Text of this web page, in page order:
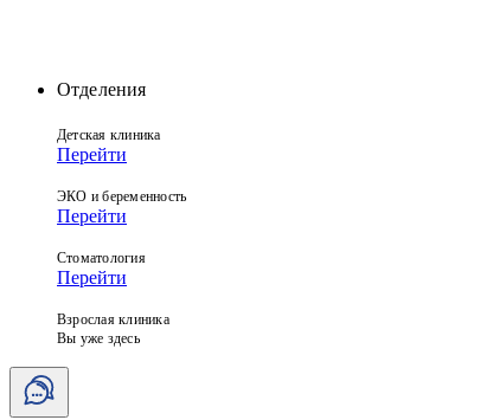
Отделения
Детская клиника
Перейти
ЭКО и беременность
Перейти
Стоматология
Перейти
Взрослая клиника
Вы уже здесь